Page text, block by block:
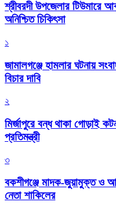
শ্রীবরদী উপজেলার টিউমারে
অনিশ্চিত চিকিৎসা
১
জামালগঞ্জে হামলার ঘটনায়
বিচার দাবি
২
মির্জাপুরে বন্ধ থাকা গোড়াই
প্রতিমন্ত্রী
৩
বকশীগঞ্জে মাদক-জুয়ামুক্ত ও
নেতা শাকিলের